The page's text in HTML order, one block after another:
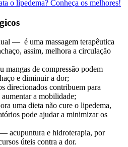
o lipedema? Conheça os melhores!
— é uma massagem terapêutica
assim, melhora a circulação
mangas de compressão podem
e diminuir a dor;
direcionados contribuem para
a mobilidade;
uma dieta não cure o lipedema,
pode ajudar a minimizar os
acupuntura e hidroterapia, por
úteis contra a dor.